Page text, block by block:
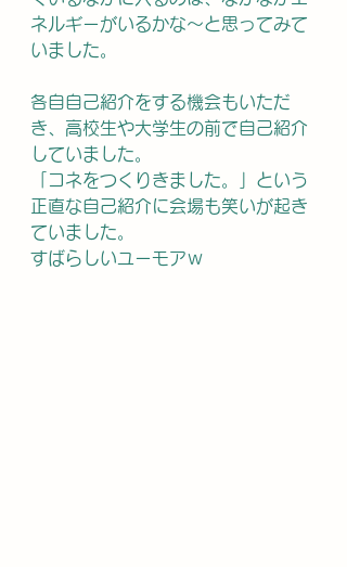
ネルギーがいるかな～と思ってみて
いました。
各自自己紹介をする機会もいただ
き、高校生や大学生の前で自己紹介
していました。
「コネをつくりきました。」という
正直な自己紹介に会場も笑いが起き
ていました。
すばらしいユーモアｗ